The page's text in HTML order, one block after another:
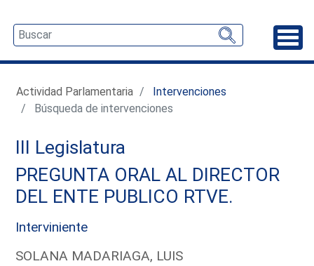
Actividad Parlamentaria
Intervenciones
Búsqueda de intervenciones
III Legislatura
PREGUNTA ORAL AL DIRECTOR
DEL ENTE PUBLICO RTVE.
Interviniente
SOLANA MADARIAGA, LUIS